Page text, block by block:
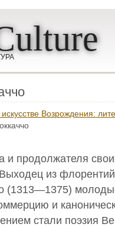
Возрождения:
и продолжателя
из
(1313—1375)
и
стали поэзия